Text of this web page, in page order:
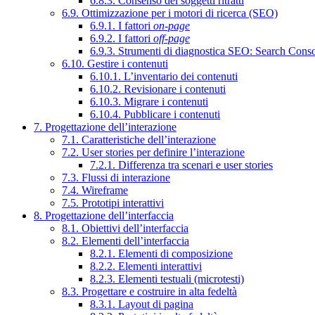
6.9. Ottimizzazione per i motori di ricerca (SEO)
6.9.1. I fattori on-page
6.9.2. I fattori off-page
6.9.3. Strumenti di diagnostica SEO: Search
6.10. Gestire i contenuti
6.10.1. L’inventario dei contenuti
6.10.2. Revisionare i contenuti
6.10.3. Migrare i contenuti
6.10.4. Pubblicare i contenuti
7. Progettazione dell’interazione
7.1. Caratteristiche dell’interazione
7.2. User stories per definire l’interazione
7.2.1. Differenza tra scenari e user stories
7.3. Flussi di interazione
7.4. Wireframe
7.5. Prototipi interattivi
8. Progettazione dell’interfaccia
8.1. Obiettivi dell’interfaccia
8.2. Elementi dell’interfaccia
8.2.1. Elementi di composizione
8.2.2. Elementi interattivi
8.2.3. Elementi testuali (microtesti)
8.3. Progettare e costruire in alta fedeltà
8.3.1. Layout di pagina